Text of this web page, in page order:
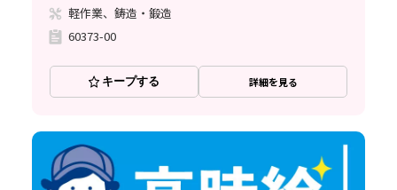
軽作業、鋳造・鍛造
60373-00
キープする 詳細を見る